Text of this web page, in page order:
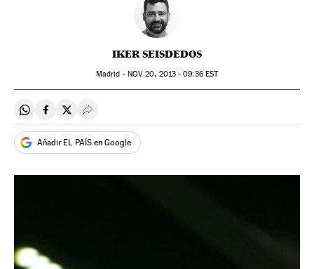
IKER SEISDEDOS
Madrid - NOV 20, 2013 - 09:36EST
Compartir en Whatsapp
Compartir en Facebook
Compartir en Twitter
Desplegar Redes Sociales
Añadir EL PAÍS en Google